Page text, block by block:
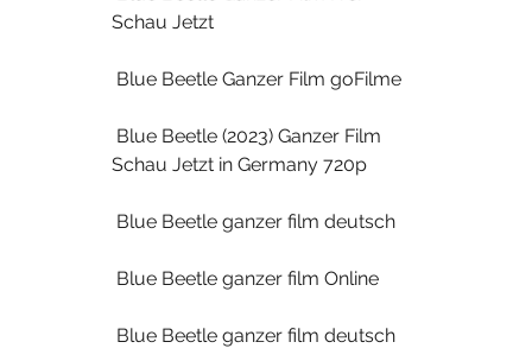
Schau Jetzt
Blue Beetle Ganzer Film goFilme
Schau Jetzt in Germany 720p
Blue Beetle ganzer film deutsch
Blue Beetle ganzer film Online
Blue Beetle ganzer film deutsch